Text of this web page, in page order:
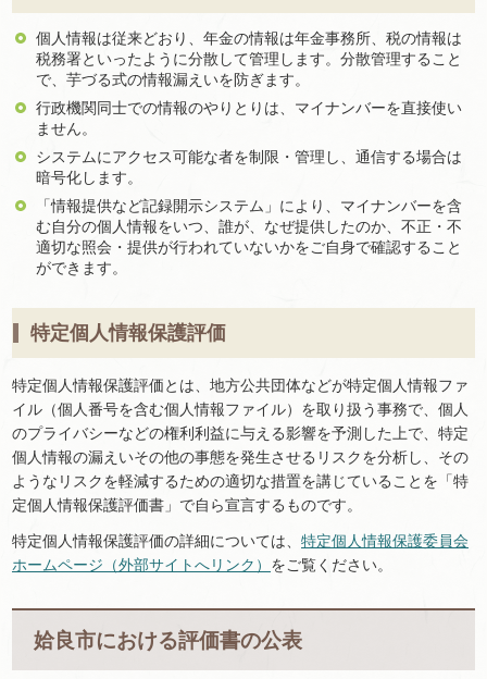
個人情報は従来どおり、年金の情報は年金事務所、税の情報は
税務署といったように分散して管理します。分散管理すること
で、芋づる式の情報漏えいを防ぎます。
行政機関同士での情報のやりとりは、マイナンバーを直接使い
ません。
システムにアクセス可能な者を制限・管理し、通信する場合は
暗号化します。
「情報提供など記録開示システム」により、マイナンバーを含
む自分の個人情報をいつ、誰が、なぜ提供したのか、不正・不
適切な照会・提供が行われていないかをご自身で確認すること
ができます。
特定個人情報保護評価
特定個人情報保護評価とは、地方公共団体などが特定個人情報ファ
イル（個人番号を含む個人情報ファイル）を取り扱う事務で、個人
のプライバシーなどの権利利益に与える影響を予測した上で、特定
個人情報の漏えいその他の事態を発生させるリスクを分析し、その
ようなリスクを軽減するための適切な措置を講じていることを「特
定個人情報保護評価書」で自ら宣言するものです。
特定個人情報保護評価の詳細については、 特定個人情報保護委員会
ホームページ（外部サイトへリンク） をご覧ください。
姶良市における評価書の公表